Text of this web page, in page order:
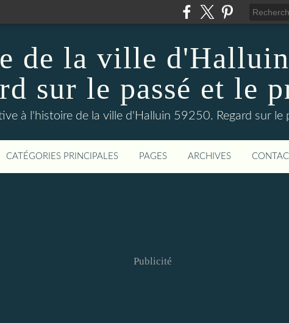
de la ville
sur le passé et le
à l'histoire de la ville d'Halluin 59250. Regard sur le
CATÉGORIES PRINCIPALES PAGES ARCHIVES
Publicité